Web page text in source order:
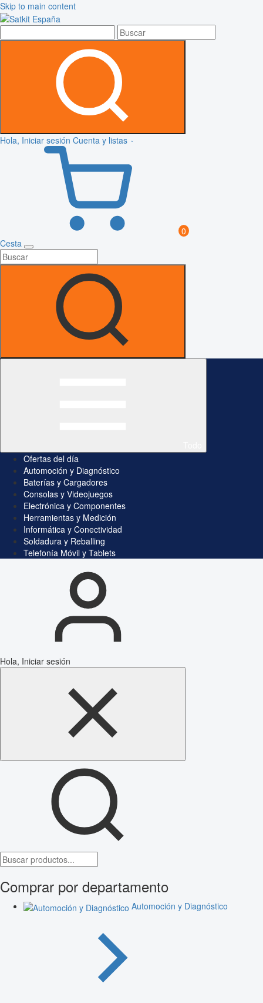
Skip to main content
Hola, Iniciar sesión Cuenta y listas
0
Cesta
Ofertas del día
Automoción y Diagnóstico
Baterías y Cargadores
Consolas y Videojuegos
Electrónica y Componentes
Herramientas y Medición
Informática y Conectividad
Soldadura y Reballing
Telefonía Móvil y Tablets
Hola, Iniciar sesión
Comprar por departamento
Automoción y Diagnóstico